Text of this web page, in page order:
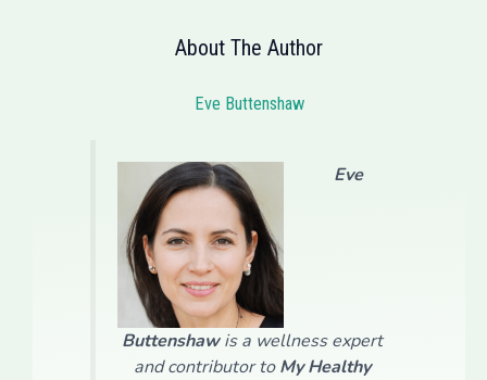
About The Author
Eve Buttenshaw
Eve
Buttenshawis a wellness expert
and contributor toMy Healthy